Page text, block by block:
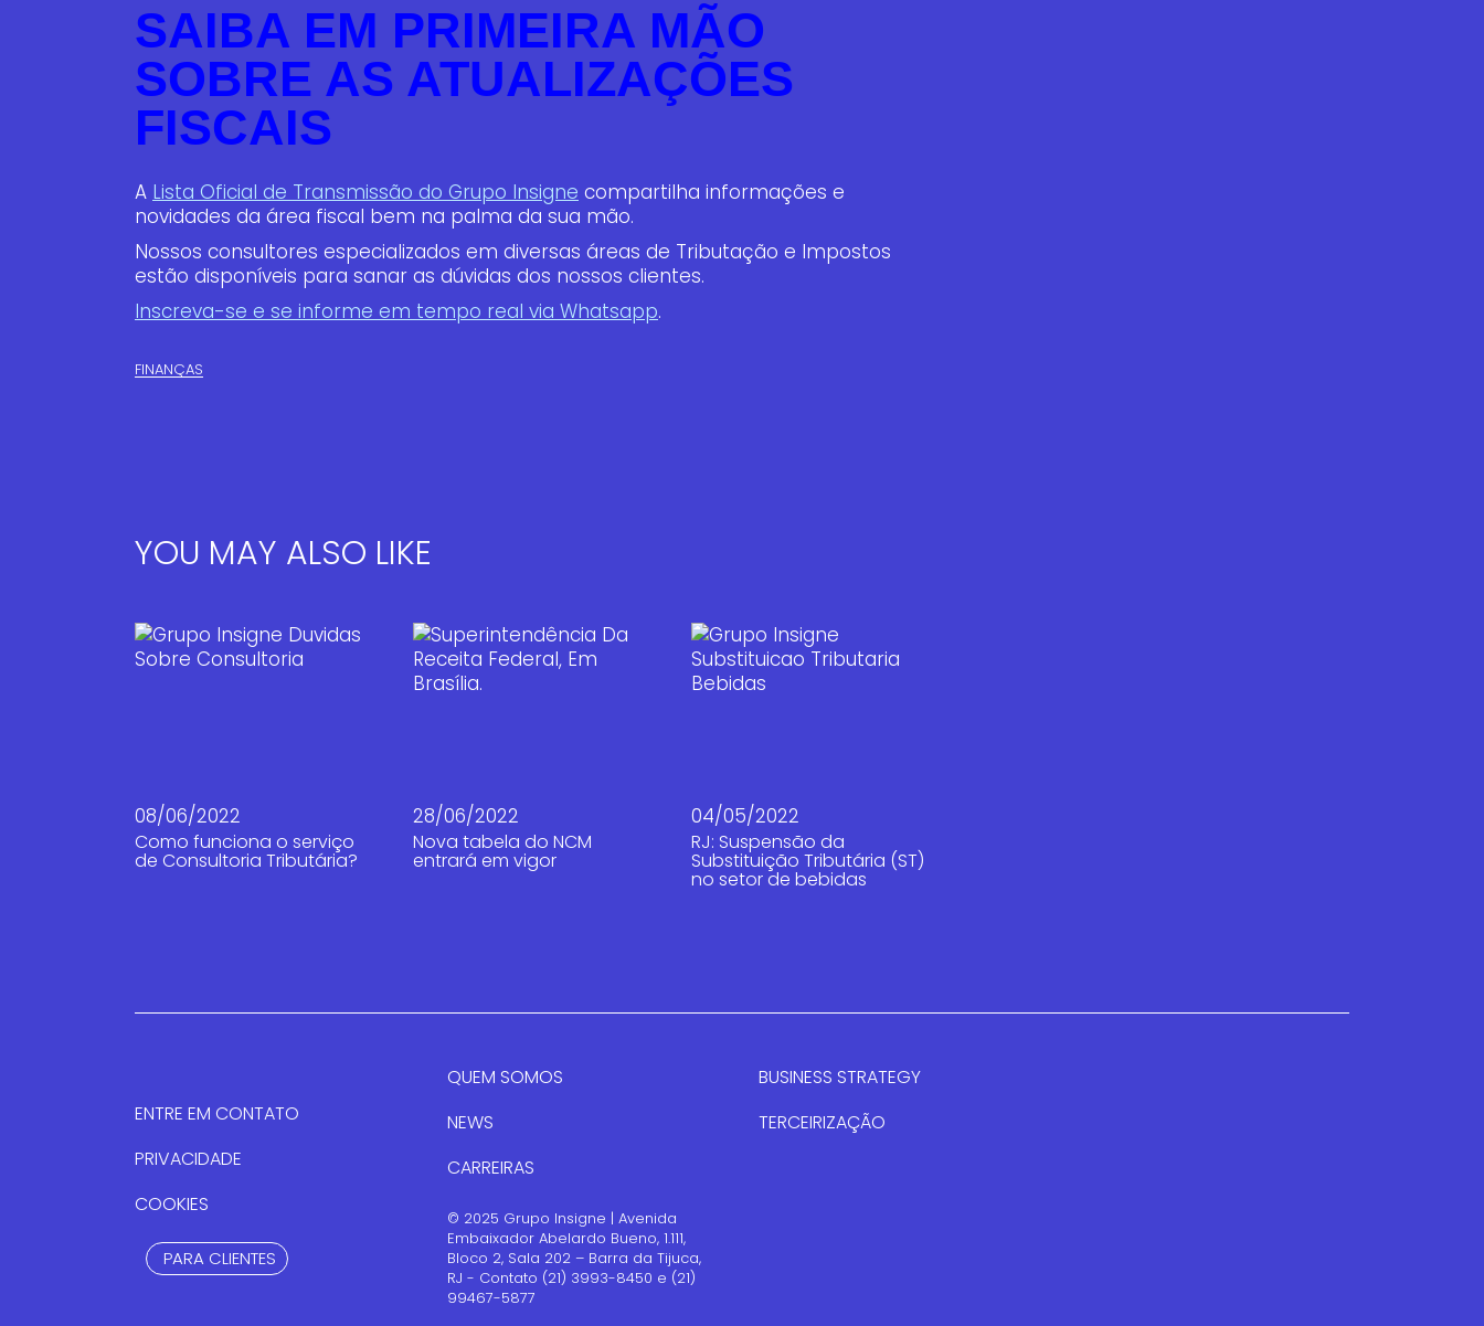
SAIBA EM PRIMEIRA MÃO
SOBRE AS ATUALIZAÇÕES
FISCAIS
A Lista Oficial de Transmissão do Grupo Insigne compartilha informações e
novidades da área fiscal bem na palma da sua mão.
Nossos consultores especializados em diversas áreas de Tributação e Impostos
estão disponíveis para sanar as dúvidas dos nossos clientes.
Inscreva-se e se informe em tempo real via Whatsapp.
FINANÇAS​
YOU MAY ALSO LIKE
08/06/2022
Como funciona o serviço
de Consultoria Tributária?
28/06/2022
Nova tabela do NCM
entrará em vigor
04/05/2022
RJ: Suspensão da
Substituição Tributária (ST)
no setor de bebidas
ENTRE EM CONTATO
PRIVACIDADE
COOKIES
PARA CLIENTES
QUEM SOMOS
NEWS
CARREIRAS
© 2025 Grupo Insigne | Avenida
Embaixador Abelardo Bueno, 1.111,
Bloco 2, Sala 202 – Barra da Tijuca,
RJ - Contato (21) 3993-8450 e (21)
99467-5877
BUSINESS STRATEGY
TERCEIRIZAÇÃO